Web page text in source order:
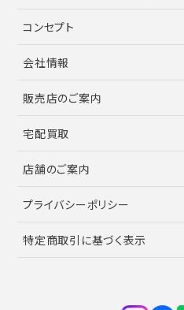
コンセプト
会社情報
販売店のご案内
宅配買取
店舗のご案内
プライバシーポリシー
特定商取引に基づく表示